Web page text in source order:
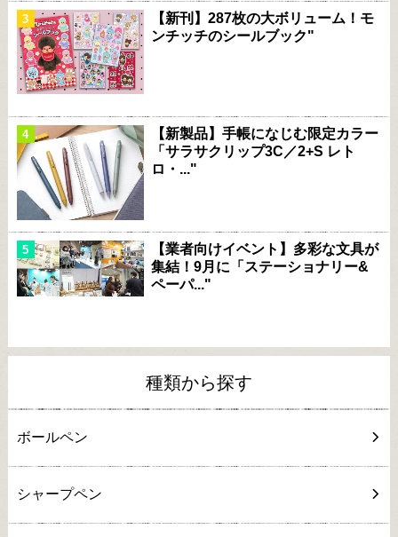
【新刊】287枚の大ボリューム！モ
ンチッチのシールブック"
【新製品】手帳になじむ限定カラー
「サラサクリップ3C／2+S レト
ロ・..."
【業者向けイベント】多彩な文具が
集結！9月に「ステーショナリー&
ペーパ..."
種類から探す
ボールペン
シャープペン